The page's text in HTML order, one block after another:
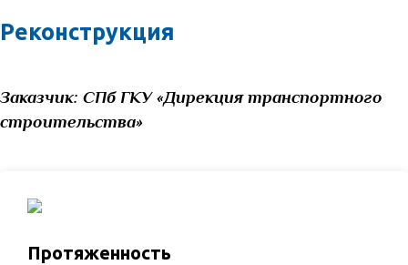
Реконструкция
Заказчик: СПб ГКУ «Дирекция транспортного
строительства»
Протяженность